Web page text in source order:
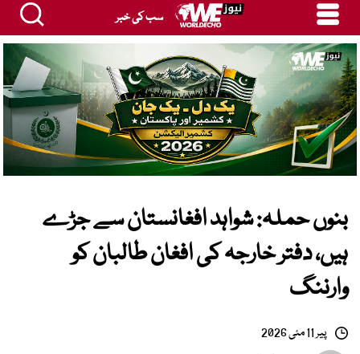
سب کی خبر
بنوں حملہ: شواہد افغانستان سے جڑے
ہیں، دفتر خارجہ کی افغان طالبان کو
وارننگ
پیر 11 مئی 2026